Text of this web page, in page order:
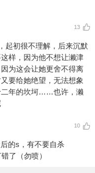
13
起初很不理解，后来沉默
样，因为他不想让濑津
为这会让她更舍不得离
要给她绝望，无法想象
二年的坎坷……也许，濑
10
的s，有不要自杀
了（勿喷）